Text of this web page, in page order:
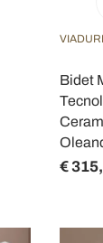
Bidet
€